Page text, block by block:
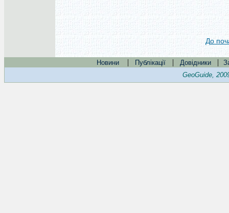
До
Новини | Публікації | Довідники |
GeoGuide,